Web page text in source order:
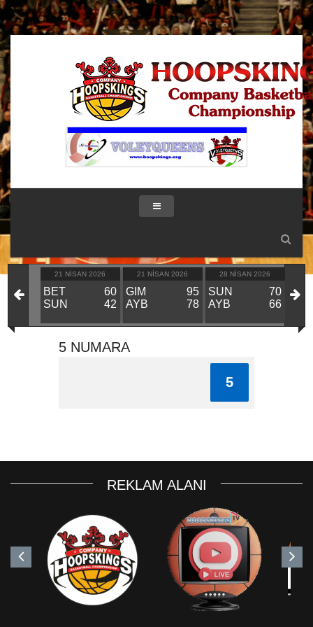
2026
KIN
21 NISAN 2026
BET
60
SUN
42
21 NISAN 2026
GIM
95
AYB
78
28 NISAN 2026
SUN
70
AYB
66
GIM
BET
5 NUMARA
5
REKLAM ALANI